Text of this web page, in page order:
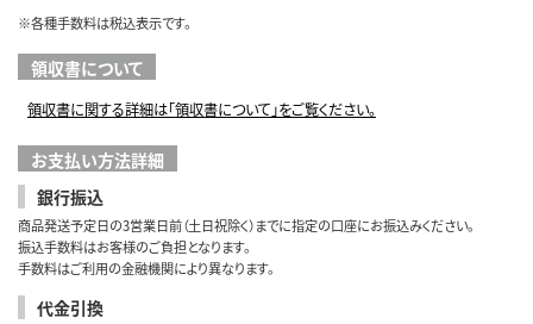
※各種手数料は税込表示です。
領収書について
領収書に関する詳細は「領収書について」をご覧ください。
お支払い方法詳細
銀行振込
商品発送予定日の3営業日前（土日祝除く）までに指定の口座にお振込みください。
振込手数料はお客様のご負担となります。
手数料はご利用の金融機関により異なります。
代金引換